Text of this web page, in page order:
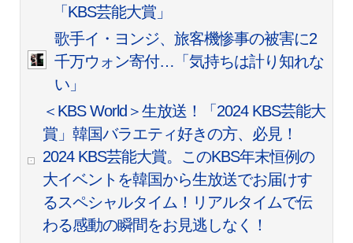
「KBS芸能大賞」
歌手イ・ヨンジ、旅客機惨事の被害に2
千万ウォン寄付…「気持ちは計り知れな
い」
＜KBS World＞生放送！「2024 KBS芸能大
賞」韓国バラエティ好きの方、必見！
2024 KBS芸能大賞。このKBS年末恒例の
大イベントを韓国から生放送でお届けす
るスペシャルタイム！リアルタイムで伝
わる感動の瞬間をお見逃しなく！